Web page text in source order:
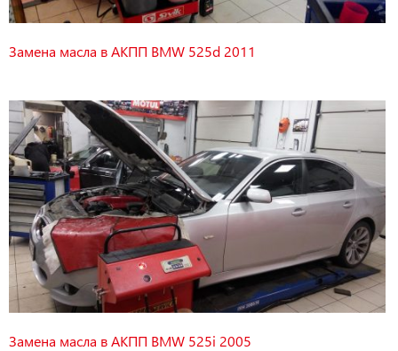
Замена масла в АКПП BMW 525d 2011
Замена масла в АКПП BMW 525i 2005